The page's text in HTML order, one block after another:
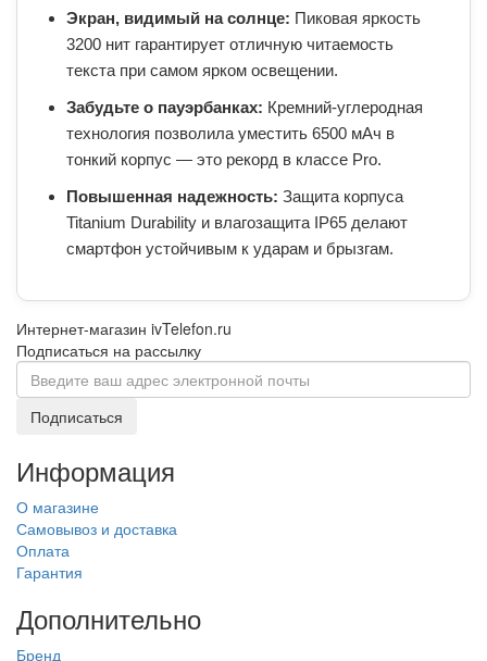
Экран, видимый на солнце: Пиковая яркость
3200 нит гарантирует отличную читаемость
текста при самом ярком освещении.
Забудьте о пауэрбанках: Кремний-углеродная
технология позволила уместить 6500 мАч в
тонкий корпус — это рекорд в классе Pro.
Повышенная надежность: Защита корпуса
Titanium Durability и влагозащита IP65 делают
смартфон устойчивым к ударам и брызгам.
Интернет-магазин ivTelefon.ru
Подписаться на рассылку
Подписаться
Информация
О магазине
Самовывоз и доставка
Оплата
Гарантия
Дополнительно
Бренд